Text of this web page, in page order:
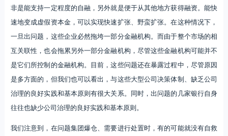
非是能支持一定程度的自融，另外就是便于从其他地方获得融资。能快
速地变成虚假资本金，可以实现快速扩张、野蛮扩张。在这种情况下，
一旦出问题，这些企业必然拖垮一部分金融机构。而由于整个市场的相
互关联性，也会拖累另外一部分金融机构，尽管这些金融机构可能并不
是它们所控制的金融机构。目前，这些问题还在暴露过程中，尽管原因
是多方面的，但我们也可以看出，与这些大型公司决策体制、缺乏公司
治理的良好实践和基本原则有很大关系。同时，出问题的几家银行自身
往往也缺少公司治理的良好实践和基本原则。
我们注意到，在问题集团爆仓、需要进行处置时，有的可能就没有自救